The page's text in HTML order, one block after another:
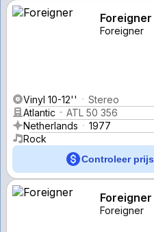
Foreigner
Foreigner
Vinyl 10-12''
Stereo
Atlantic
ATL 50 356
Netherlands
1977
Rock
Controleer prijs
Foreigner
Foreigner